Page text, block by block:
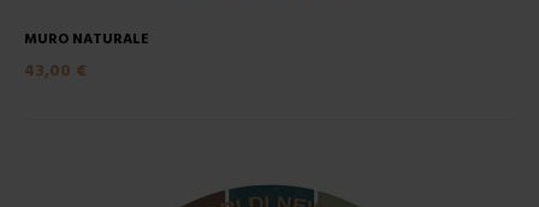
MURO NATURALE
43,00 €